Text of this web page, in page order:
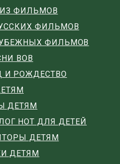
ФИЛЬМОВ
ФИЛЬМОВ
ФИЛЬМОВ
ВОВ
И РОЖДЕСТВО
ДЕТЯМ
НОТ ДЛЯ ДЕТЕЙ
ДЕТЯМ
ДЕТЯМ